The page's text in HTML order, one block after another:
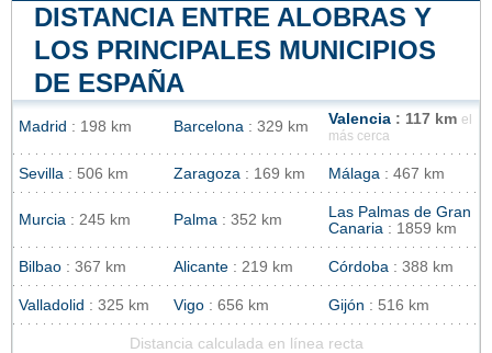
DISTANCIA ENTRE ALOBRAS Y
LOS PRINCIPALES MUNICIPIOS
DE ESPAÑA
Madrid : 198 km Barcelona : 329 km Valencia : 117 km el
más cerca
Sevilla : 506 km Zaragoza : 169 km Málaga : 467 km
Murcia : 245 km Palma : 352 km
Las Palmas de Gran
Canaria : 1859 km
Bilbao : 367 km Alicante : 219 km Córdoba : 388 km
Valladolid : 325 km Vigo : 656 km Gijón : 516 km
Distancia calculada en línea recta